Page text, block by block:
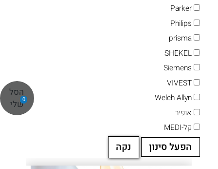
0
הסל
שלי
Parker
Philips
prisma
SHEKEL
Siemens
VIVEST
Welch Allyn
אופיר
קל-MEDI